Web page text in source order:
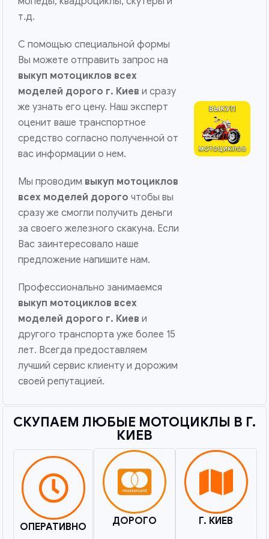
т.д.
С помощью специальной формы
Вы можете отправить запрос на
выкуп мотоциклов всех
моделей дорого г. Киев и сразу
же узнать его цену. Наш эксперт
оценит ваше транспортное
средство согласно полученной от
вас информации о нем.
Мы проводим выкуп мотоциклов
всех моделей дорого чтобы вы
сразу же смогли получить деньги
за своего железного скакуна. Если
Вас заинтересовало наше
предложение напишите нам.
Профессионально занимаемся
выкуп мотоциклов всех
моделей дорого г. Киеви
другого транспорта уже более 15
лет. Всегда предоставляем
лучший сервис клиенту и дорожим
своей репутацией.
СКУПАЕМ ЛЮБЫЕ МОТОЦИКЛЫ В Г.
КИЕВ​
ОПЕРАТИВНО ДОРОГО Г. КИЕВ